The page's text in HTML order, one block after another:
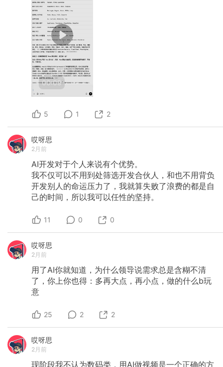
00:09
5 1 2
哎呀思
2月前
AI开发对于个人来说有个优势。
我不仅可以不用到处筛选开发合伙人，和也不用背负
开发别人的命运压力了，我就算失败了浪费的都是自
己的时间，所以我可以任性的坚持。
11 0 0
哎呀思
2月前
用了AI你就知道，为什么领导说需求总是含糊不清
了，你上你也得：多再大点，再小点，做的什么b玩
意
25 2 2
哎呀思
2月前
现阶段我不认为数码类，用AI做视频是一个正确的方